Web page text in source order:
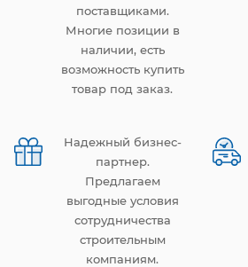
поставщиками.
Многие позиции в
наличии, есть
возможность купить
товар под заказ.
Надежный бизнес-
партнер.
Предлагаем
выгодные условия
сотрудничества
строительным
компаниям.